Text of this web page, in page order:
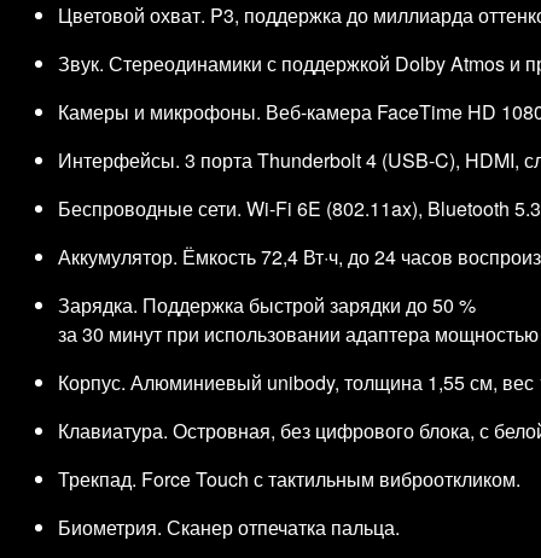
Цветовой охват. P3, поддержка до миллиарда
Звук. Стереодинамики с поддержкой Dolby Atmos и
Камеры и микрофоны. Веб‑камера FaceTime HD
Интерфейсы. 3 порта Thunderbolt 4 (USB‑C), HDMI,
Беспроводные сети. Wi‑Fi 6E (802.11ax), Bluetooth
Аккумулятор. Ёмкость 72,4 Вт·ч, до 24 часов
Зарядка. Поддержка быстрой зарядки до 50 %
за 30 минут при использовании адаптера
Корпус. Алюминиевый unibody, толщина 1,55 см, вес
Клавиатура. Островная, без цифрового блока, с
Трекпад. Force Touch с тактильным виброоткликом.
Биометрия. Сканер отпечатка пальца.